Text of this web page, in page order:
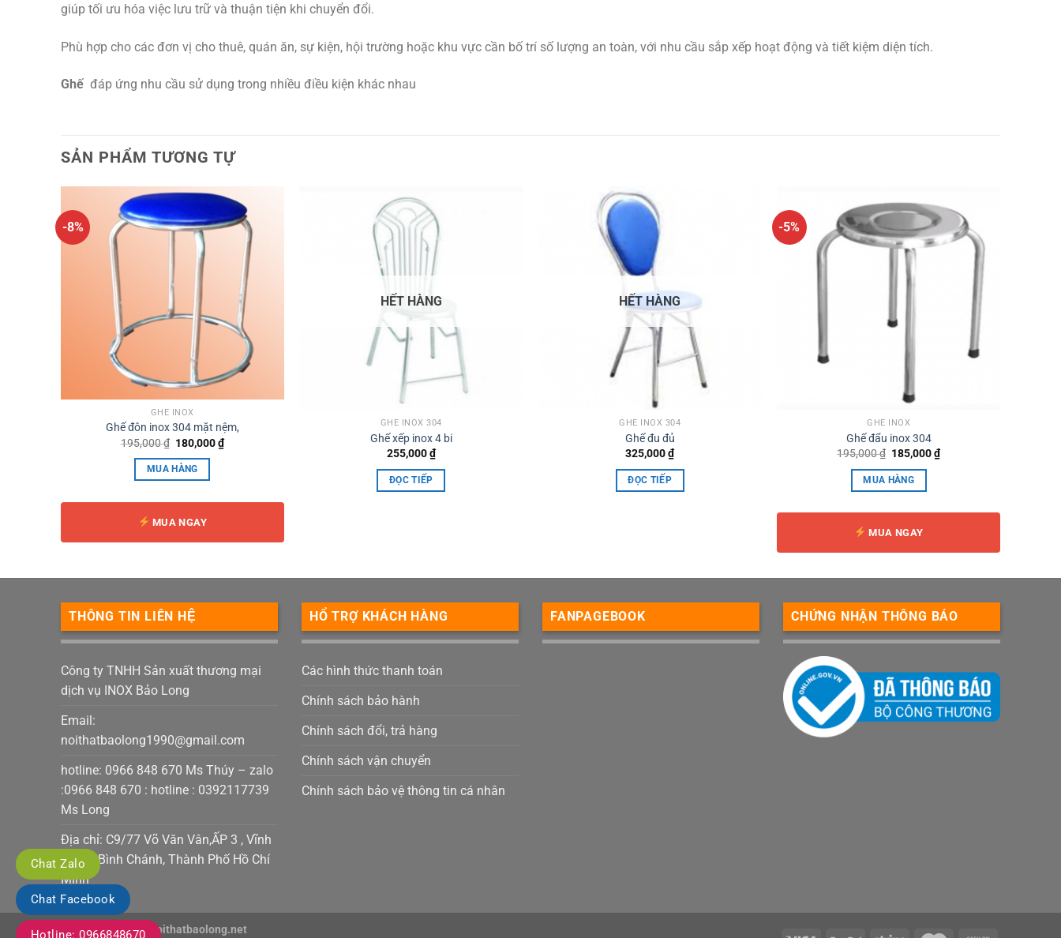
giúp tối ưu hóa việc lưu trữ và thuận tiện khi chuyển đổi.
Phù hợp cho các đơn vị cho thuê, quán ăn, sự kiện, hội trường hoặc khu vực cần bố trí số lượng an toàn, với nhu cầu sắp xếp hoạt động và tiết kiệm diện tích.
Ghế đáp ứng nhu cầu sử dụng trong nhiều điều kiện khác nhau
SẢN PHẨM TƯƠNG TỰ
-8%
GHẾ INOX
Ghế đôn inox 304 mặt nệm,
195,000₫ Giá
là:
195,000 ₫.
180,000₫Giá
hiện
MUA HÀNG
MUA NGAY
HẾT HÀNG
GHẾ INOX 304
Ghế xếp inox 4 bi
255,000₫
ĐỌC TIẾP
HẾT HÀNG
GHẾ INOX 304
Ghế đu đủ
325,000₫
ĐỌC TIẾP
-5%
GHẾ INOX
Ghế đẩu inox 304
195,000₫ Giá
là:
195,000 ₫.
185,000₫Giá
hiện
MUA HÀNG
MUA NGAY
THÔNG TIN LIÊN HỆ
Công ty TNHH Sản xuất thương mại
dịch vụ INOX Bảo Long
Email:
noithatbaolong1990@gmail.com
hotline: 0966 848 670 Ms Thúy – zalo
:0966 848 670 : hotline : 0392117739
Ms Long
Địa chỉ: C9/77 Võ Văn Vân,ẤP 3 , Vĩnh
Lộc B, Bình Chánh, Thành Phố Hồ Chí
Minh
HỔ TRỢ KHÁCH HÀNG
Các hình thức thanh toán
Chính sách bảo hành
Chính sách đổi, trả hàng
Chính sách vận chuyển
Chính sách bảo vệ thông tin cá nhân
FANPAGEBOOK CHỨNG NHẬN THÔNG BÁO
Copyright 2026 © noithatbaolong.net
Chat Zalo
Chat Facebook
Hotline: 0966848670